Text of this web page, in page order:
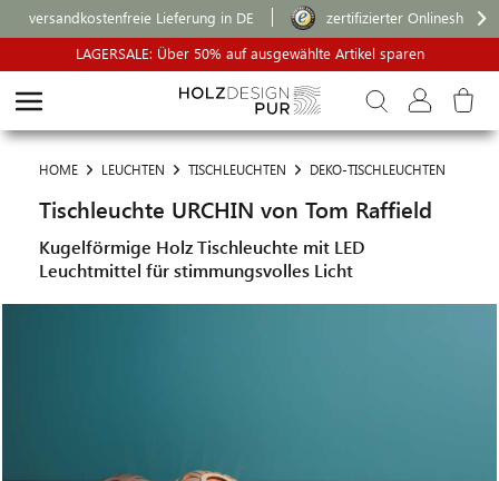
versandkostenfreie Lieferung in DE
zertifizierter Onlineshop
LAGERSALE: Über 50% auf ausgewählte Artikel sparen
HOME LEUCHTEN TISCHLEUCHTEN DEKO-TISCHLEUCHTEN
Tischleuchte URCHIN von Tom Raffield
Kugelförmige Holz Tischleuchte mit LED
Leuchtmittel für stimmungsvolles Licht